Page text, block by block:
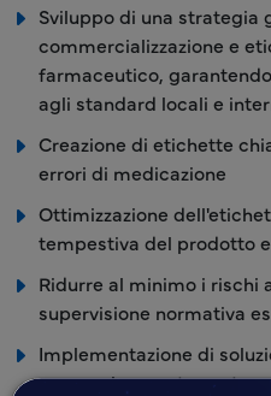
Sviluppo di una strategia
commercializzazione e
farmaceutico,
agli standard locali e
Creazione di etichette
errori di medicazione
Ottimizzazione
tempestiva del prodotto
Ridurre al minimo i rischi
supervisione normativa
Implementazione di
economicamente